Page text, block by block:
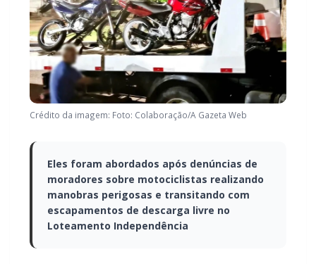
Crédito da imagem: Foto: Colaboração/A Gazeta Web
Eles foram abordados após denúncias de
moradores sobre motociclistas realizando
manobras perigosas e transitando com
escapamentos de descarga livre no
Loteamento Independência